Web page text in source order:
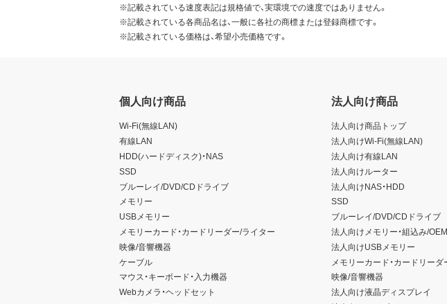
※記載されている速度表記は規格値で、実環境での速度ではありません。
※記載されている各商品名は、一般に各社の商標または登録商標です。
※記載されている価格は、希望小売価格です。
個人向け商品
Wi-Fi(無線LAN)
有線LAN
HDD(ハードディスク)・NAS
SSD
ブルーレイ/DVD/CDドライブ
メモリー
USBメモリー
メモリーカード・カードリーダー/ライター
映像/音響機器
ケーブル
マウス・キーボード・入力機器
Webカメラ・ヘッドセット
法人向け商品
法人向け商品トップ
法人向けWi-Fi(無線LAN)
法人向け有線LAN
法人向けルーター
法人向けNAS・HDD
SSD
ブルーレイ/DVD/CDドライブ
法人向けメモリー・組込み/OEM
法人向けUSBメモリー
メモリーカード・カードリー
映像/音響機器
法人向け液晶ディスプレイ